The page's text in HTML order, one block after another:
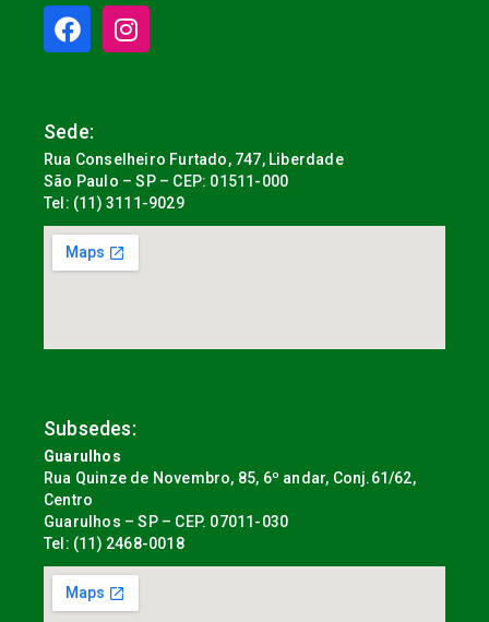
Sede:
Rua Conselheiro Furtado, 747, Liberdade
São Paulo – SP – CEP: 01511-000
Tel: (11) 3111-9029
Subsedes:
Guarulhos
Rua Quinze de Novembro, 85, 6º andar, Conj.61/62,
Centro
Guarulhos – SP – CEP. 07011-030
Tel: (11) 2468-0018